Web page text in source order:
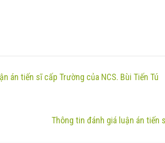
án tiến sĩ cấp Trường của NCS. Bùi Tiến Tú
Thông tin đánh giá luận án tiến